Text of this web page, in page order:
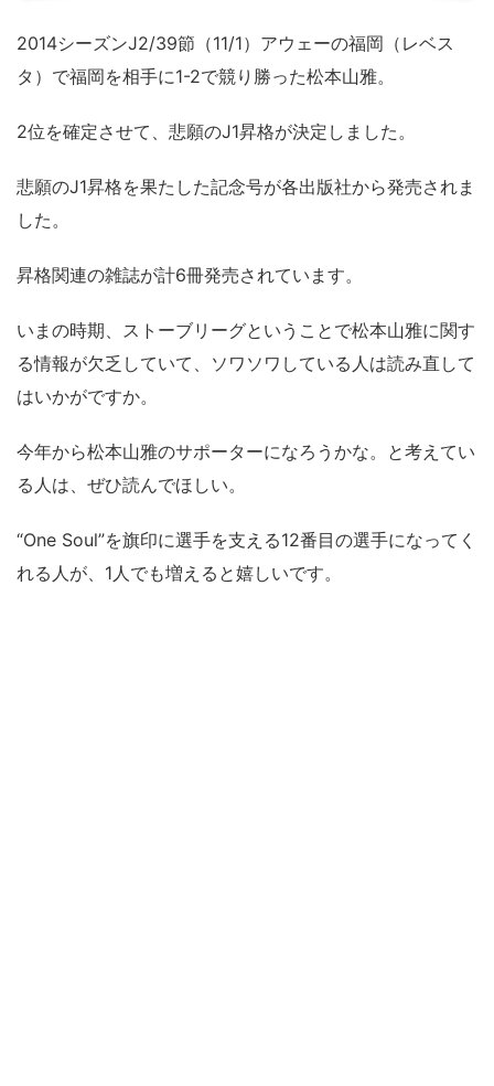
2014シーズンJ2/39節（11/1）アウェーの福岡（レベス
タ）で福岡を相手に1-2で競り勝った松本山雅。
2位を確定させて、悲願のJ1昇格が決定しました。
悲願のJ1昇格を果たした記念号が各出版社から発売されま
した。
昇格関連の雑誌が計6冊発売されています。
いまの時期、ストーブリーグということで松本山雅に関す
る情報が欠乏していて、ソワソワしている人は読み直して
はいかがですか。
今年から松本山雅のサポーターになろうかな。と考えてい
る人は、ぜひ読んでほしい。
“One Soul”を旗印に選手を支える12番目の選手になってく
れる人が、1人でも増えると嬉しいです。